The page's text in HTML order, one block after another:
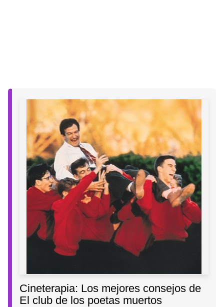
Cineterapia: Los mejores consejos de
El club de los poetas muertos